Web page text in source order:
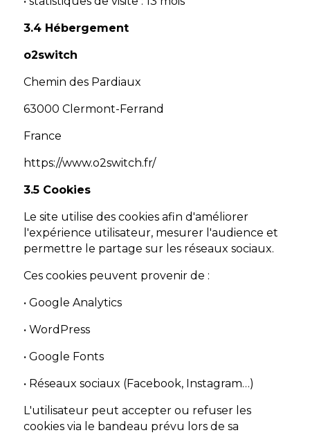
3.4 Hébergement
o2switch
Chemin des Pardiaux
63000 Clermont-Ferrand
France
https://www.o2switch.fr/
3.5 Cookies
Le site utilise des cookies afin d'améliorer
l'expérience utilisateur, mesurer l'audience et
permettre le partage sur les réseaux sociaux.
Ces cookies peuvent provenir de :
• Google Analytics
• WordPress
• Google Fonts
• Réseaux sociaux (Facebook, Instagram…)
L'utilisateur peut accepter ou refuser les
cookies via le bandeau prévu lors de sa